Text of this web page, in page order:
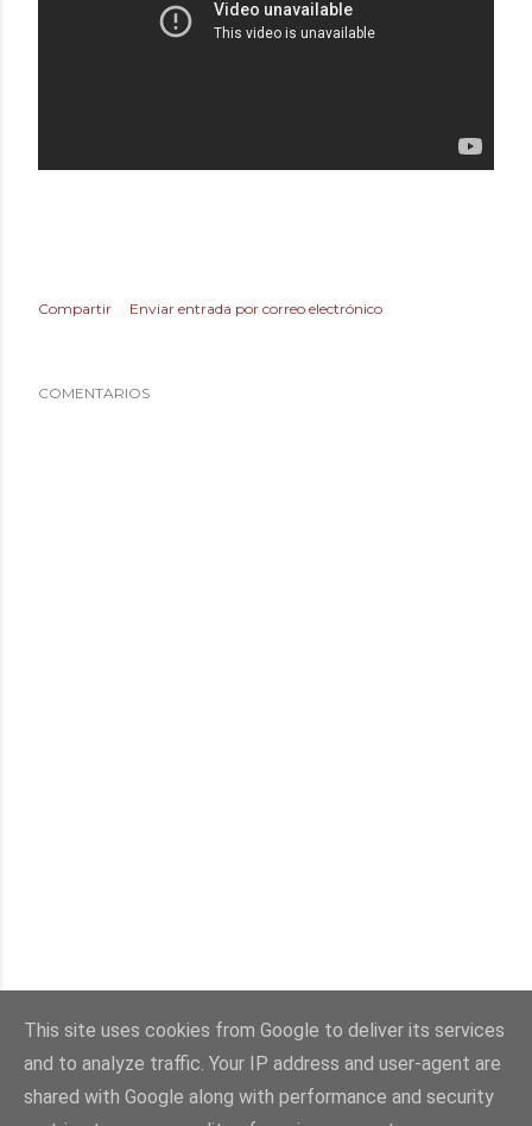
Compartir Enviar entrada por correo electrónico
COMENTARIOS
Con la tecnología de Blogger
This site uses cookies from Google to deliver its services
and to analyze traffic. Your IP address and user-agent are
shared with Google along with performance and security